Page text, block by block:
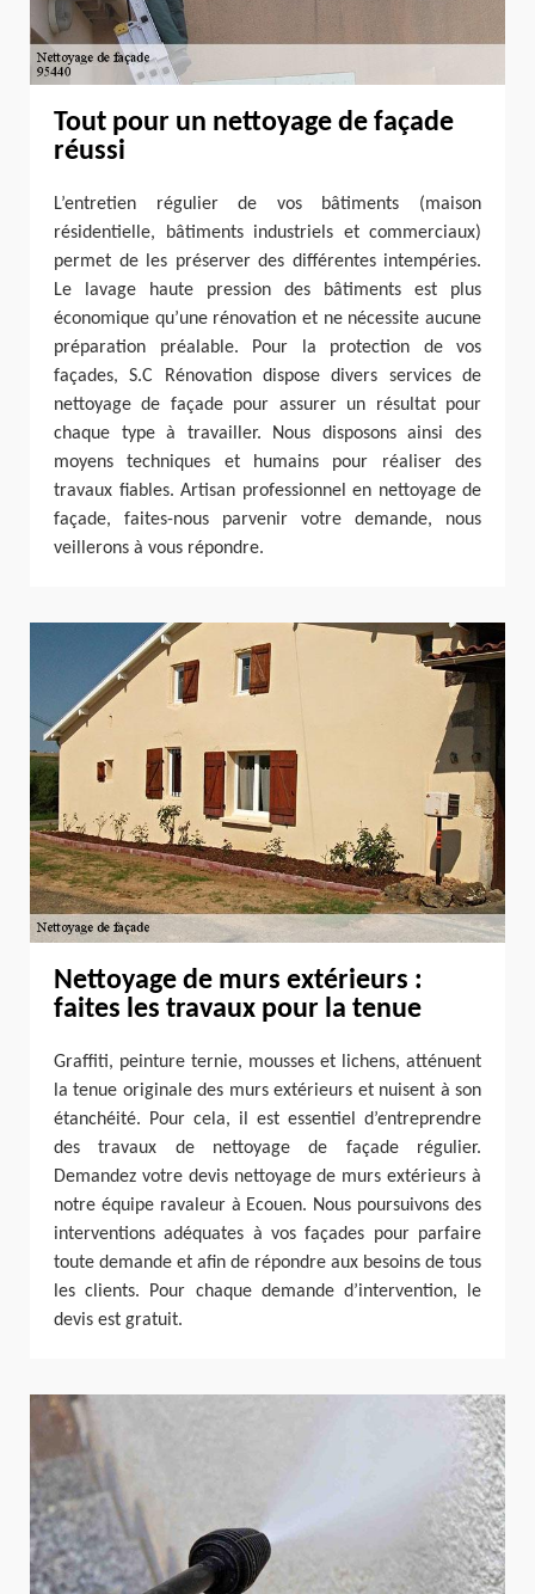
Tout pour un nettoyage de façade
réussi
L’entretien régulier de vos bâtiments (maison
résidentielle, bâtiments industriels et commerciaux)
permet de les préserver des différentes intempéries.
Le lavage haute pression des bâtiments est plus
économique qu’une rénovation et ne nécessite aucune
préparation préalable. Pour la protection de vos
façades, S.C Rénovation dispose divers services de
nettoyage de façade pour assurer un résultat pour
chaque type à travailler. Nous disposons ainsi des
moyens techniques et humains pour réaliser des
travaux fiables. Artisan professionnel en nettoyage de
façade, faites-nous parvenir votre demande, nous
veillerons à vous répondre.
Nettoyage de murs extérieurs :
faites les travaux pour la tenue
Graffiti, peinture ternie, mousses et lichens, atténuent
la tenue originale des murs extérieurs et nuisent à son
étanchéité. Pour cela, il est essentiel d’entreprendre
des travaux de nettoyage de façade régulier.
Demandez votre devis nettoyage de murs extérieurs à
notre équipe ravaleur à Ecouen. Nous poursuivons des
interventions adéquates à vos façades pour parfaire
toute demande et afin de répondre aux besoins de tous
les clients. Pour chaque demande d’intervention, le
devis est gratuit.